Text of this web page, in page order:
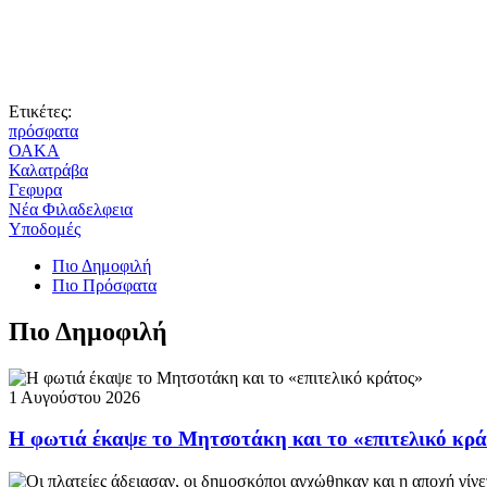
Ετικέτες:
πρόσφατα
ΟΑΚΑ
Καλατράβα
Γεφυρα
Νέα Φιλαδελφεια
Υποδομές
Πιο Δημοφιλή
Πιο Πρόσφατα
Πιο Δημοφιλή
1 Αυγούστου 2026
Η φωτιά έκαψε το Μητσοτάκη και το «επιτελικό